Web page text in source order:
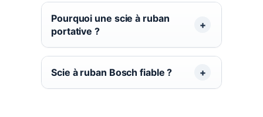
Pourquoi une scie à ruban
portative ?
Scie à ruban Bosch fiable ?